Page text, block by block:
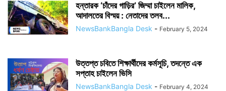
হন্তারক ‘চাঁদের গাড়ির’ জিম্মা চাইলেন মালিক,
আদালতের বিস্ময় : নেতাদের তলব...
NewsBankBangla Desk - February 5, 2024
উত্তপ্ত চবিতে শিক্ষার্থীদের কর্মসূচি, তদন্তে এক
সপ্তাহ চাইলেন ভিসি
NewsBankBangla Desk - February 4, 2024